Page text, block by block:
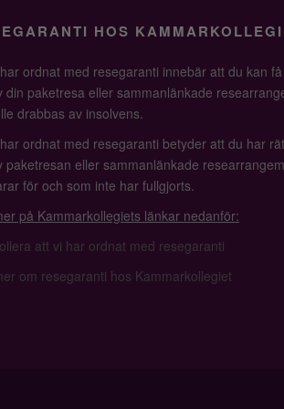
HOS
ordnat med resegaranti innebär att du kan
din paketresa eller sammanlänkade
drabbas av insolvens.
ordnat med resegaranti betyder att du har
paketresan eller sammanlänkade
för och som inte har fullgjorts.
på Kammarkollegiets länkar nedanför:
att vi har ordnat med resegaranti
om resegaranti hos Kammarkollegiet